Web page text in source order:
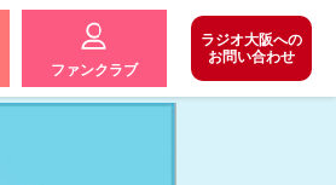
ファンクラブ
ラジオ大阪への
お問い合わせ